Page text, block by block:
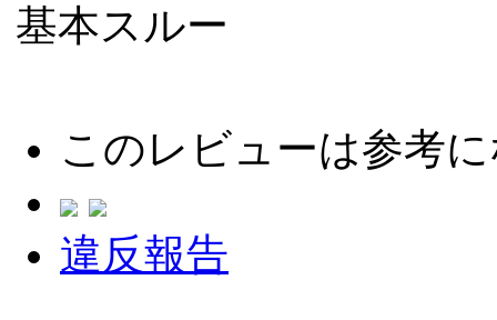
基本スルー
このレビューは参考
違反報告